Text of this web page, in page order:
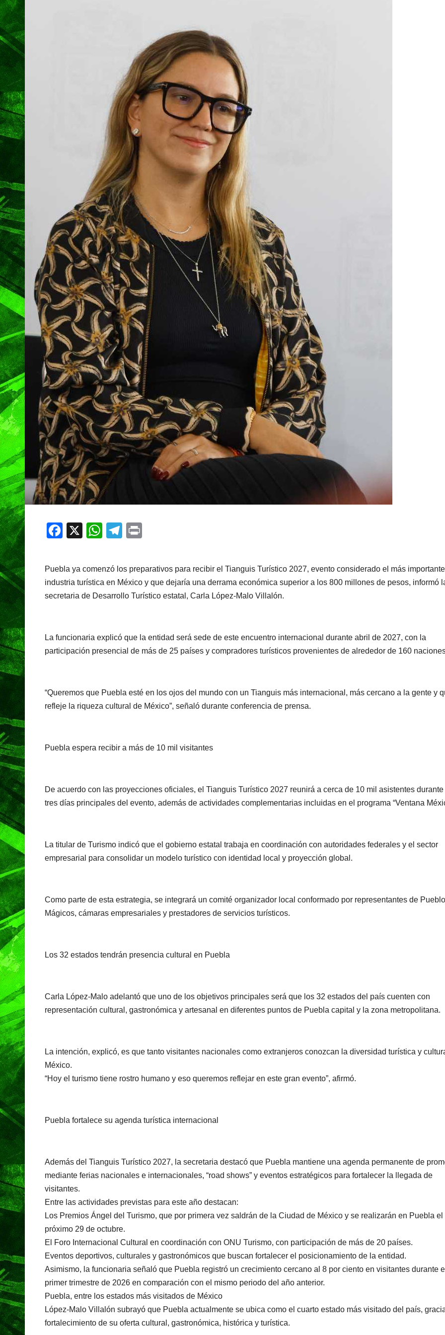
F
c
e
b
k
X
W
at
s
A
T
gr
a
Puebla ya comenzó los preparativos para recibir el Tianguis Turístico 2027, evento considerado el más
industria turística en México y que dejaría una derrama económica superior a los 800 millones de pesos, informó
secretaria de Desarrollo Turístico estatal, Carla López-Malo Villalón.
La funcionaria explicó que la entidad será sede de este encuentro internacional durante abril de 2027, con la
participación presencial de más de 25 países y compradores turísticos provenientes de alrededor de 160
“Queremos que Puebla esté en los ojos del mundo con un Tianguis más internacional, más cercano a la gente y
refleje la riqueza cultural de México”, señaló durante conferencia de prensa.
Puebla espera recibir a más de 10 mil visitantes
De acuerdo con las proyecciones oficiales, el Tianguis Turístico 2027 reunirá a cerca de 10 mil asistentes
tres días principales del evento, además de actividades complementarias incluidas en el programa “Ventana
La titular de Turismo indicó que el gobierno estatal trabaja en coordinación con autoridades federales y el sector
empresarial para consolidar un modelo turístico con identidad local y proyección global.
Como parte de esta estrategia, se integrará un comité organizador local conformado por representantes de
Mágicos, cámaras empresariales y prestadores de servicios turísticos.
Los 32 estados tendrán presencia cultural en Puebla
Carla López-Malo adelantó que uno de los objetivos principales será que los 32 estados del país cuenten con
representación cultural, gastronómica y artesanal en diferentes puntos de Puebla capital y la zona metropolitana.
La intención, explicó, es que tanto visitantes nacionales como extranjeros conozcan la diversidad turística y
México.
“Hoy el turismo tiene rostro humano y eso queremos reflejar en este gran evento”, afirmó.
Puebla fortalece su agenda turística internacional
Además del Tianguis Turístico 2027, la secretaria destacó que Puebla mantiene una agenda permanente de
mediante ferias nacionales e internacionales, “road shows” y eventos estratégicos para fortalecer la llegada de
visitantes.
Entre las actividades previstas para este año destacan:
Los Premios Ángel del Turismo, que por primera vez saldrán de la Ciudad de México y se realizarán en Puebla el
próximo 29 de octubre.
El Foro Internacional Cultural en coordinación con ONU Turismo, con participación de más de 20 países.
Eventos deportivos, culturales y gastronómicos que buscan fortalecer el posicionamiento de la entidad.
Asimismo, la funcionaria señaló que Puebla registró un crecimiento cercano al 8 por ciento en visitantes durante el
primer trimestre de 2026 en comparación con el mismo periodo del año anterior.
Puebla, entre los estados más visitados de México
López-Malo Villalón subrayó que Puebla actualmente se ubica como el cuarto estado más visitado del país,
fortalecimiento de su oferta cultural, gastronómica, histórica y turística.
VIDA │ ESTILO
que conquista
a los visitantes
ANDRADE CRUZ ANDRADE
Sheinbaum
mantiene
papa León XIV
para visitar
no hay fecha
definida
de
Concluye
Máster de
02/08/2026
sigue
la
Sacerdote de
Puebla se
MUNDO PORTADA